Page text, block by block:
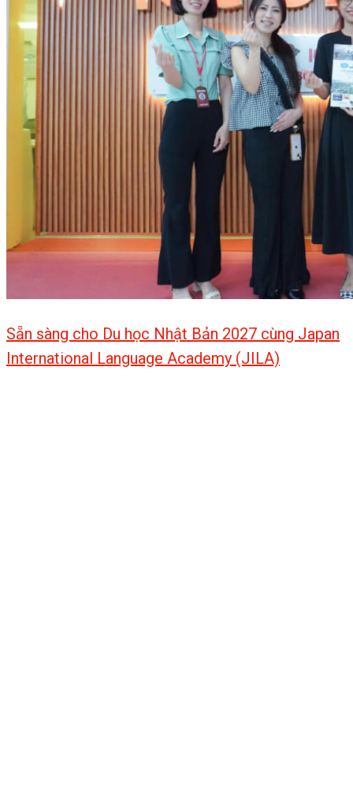
Sẵn sàng cho Du học Nhật Bản 2027 cùng Japan
International Language Academy (JILA)